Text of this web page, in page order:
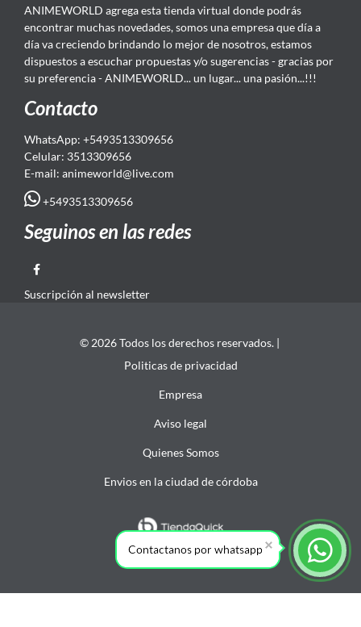
ANIMEWORLD agrega esta tienda virtual donde podrás
encontrar muchas novedades, somos una empresa que día a
día va creciendo brindando lo mejor de nosotros, estamos
dispuestos a escuchar propuestas y/o sugerencias - gracias por
su preferencia - ANIMEWORLD... un lugar... una pasión...!!!
Contacto
WhatsApp: +5493513309656
Celular: 3513309656
E-mail: animeworld@live.com
+5493513309656
Seguinos en las redes
Suscripción al newsletter
© 2026 Todos los derechos reservados. |
Politicas de privacidad
Empresa
Aviso legal
Quienes Somos
Envios en la ciudad de córdoba
Contactanos por whatsapp